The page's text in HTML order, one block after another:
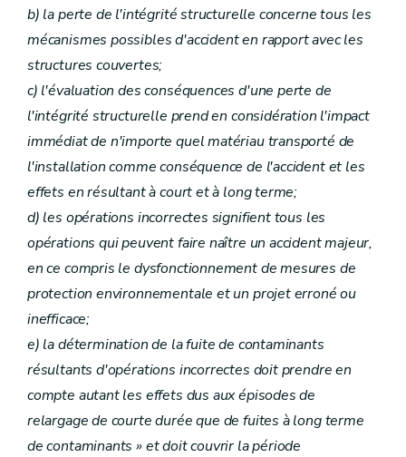
b) la perte de l'intégrité structurelle concerne tous les
mécanismes possibles d'accident en rapport avec les
structures couvertes;
c) l'évaluation des conséquences d'une perte de
l'intégrité structurelle prend en considération l'impact
immédiat de n'importe quel matériau transporté de
l'installation comme conséquence de l'accident et les
effets en résultant à court et à long terme;
d) les opérations incorrectes signifient tous les
opérations qui peuvent faire naître un accident majeur,
en ce compris le dysfonctionnement de mesures de
protection environnementale et un projet erroné ou
inefficace;
e) la détermination de la fuite de contaminants
résultants d'opérations incorrectes doit prendre en
compte autant les effets dus aux épisodes de
relargage de courte durée que de fuites à long terme
de contaminants » et doit couvrir la période